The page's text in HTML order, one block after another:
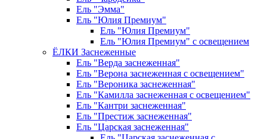
Ель "Эмма"
Ель "Юлия Премиум"
Ель "Юлия Премиум"
Ель "Юлия Премиум" с освещением
ЁЛКИ Заснеженные
Ель "Верда заснеженная"
Ель "Верона заснеженная с освещением"
Ель "Вероника заснеженная"
Ель "Камилла заснеженная с освещением"
Ель "Кантри заснеженная"
Ель "Престиж заснеженная"
Ель "Царская заснеженная"